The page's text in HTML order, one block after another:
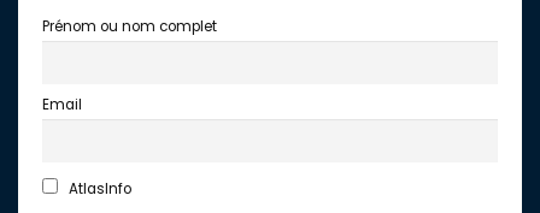
Prénom ou nom complet
Email
AtlasInfo